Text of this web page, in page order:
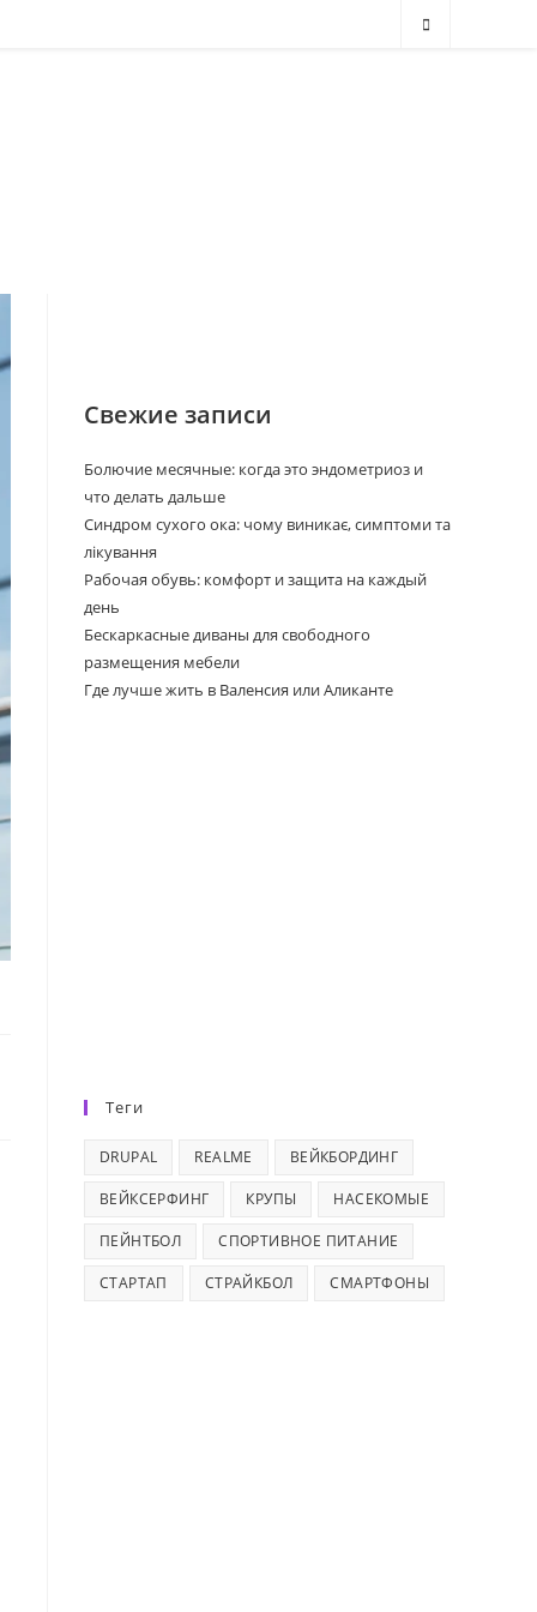
Свежие записи
Болючие месячные: когда это эндометриоз и
что делать дальше
Синдром сухого ока: чому виникає, симптоми та
лікування
Рабочая обувь: комфорт и защита на каждый
день
Бескаркасные диваны для свободного
размещения мебели
Где лучше жить в Валенсия или Аликанте
Теги
DRUPAL REALME ВЕЙКБОРДИНГ
ВЕЙКСЕРФИНГ КРУПЫ НАСЕКОМЫЕ
ПЕЙНТБОЛ СПОРТИВНОЕ ПИТАНИЕ
СТАРТАП СТРАЙКБОЛ СМАРТФОНЫ